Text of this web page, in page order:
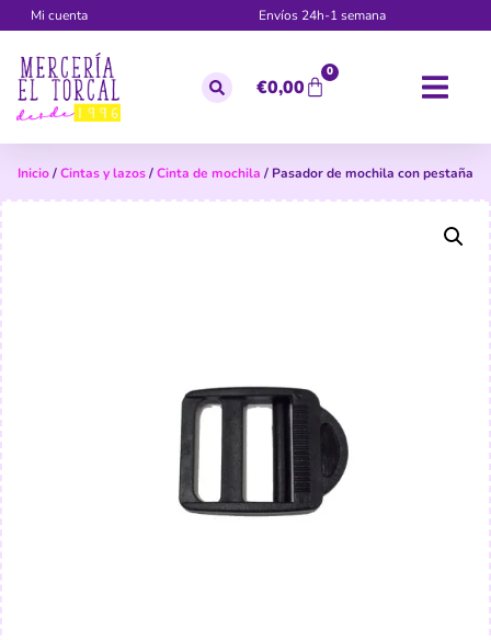
Mi cuenta Envíos 24h-1 semana
€0,00
0
Inicio/Cintas y lazos/Cinta de mochila / Pasador de mochila con pestaña